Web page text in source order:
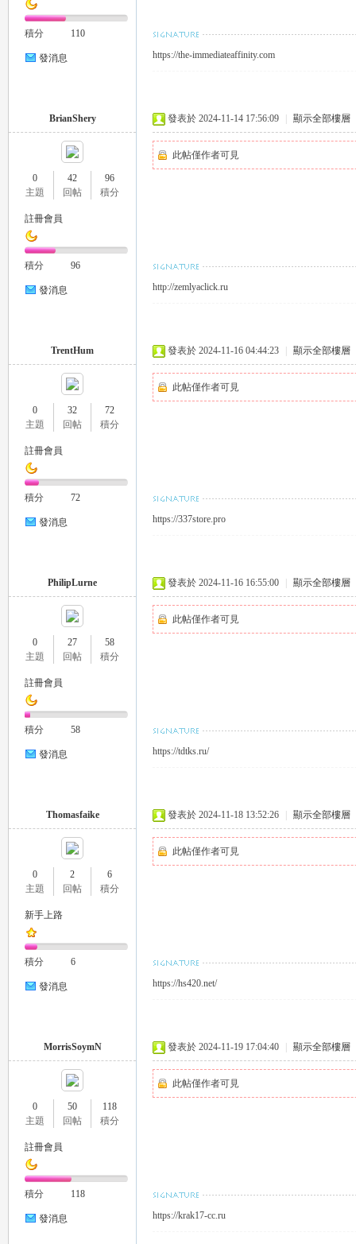
20
積分 110
發消息 https://the-immediateaffinity.com
BrianShery
0
主題
42
回帖
96
積分
註冊會員
積分 96
發消息
發表於 2024-11-14 17:56:09 顯示全部樓層
此帖僅作者可見
http://zemlyaclick.ru
TrentHum
0
主題
32
回帖
72
積分
註冊會員
積分 72
發消息
發表於 2024-11-16 04:44:23 顯示全部樓層
此帖僅作者可見
https://337store.pro
PhilipLurne
0
主題
27
回帖
58
積分
註冊會員
積分 58
發消息
發表於 2024-11-16 16:55:00 顯示全部樓層
此帖僅作者可見
https://tdtks.ru/
Thomasfaike
0
主題
2
回帖
6
積分
新手上路
積分 6
發消息
發表於 2024-11-18 13:52:26 顯示全部樓層
此帖僅作者可見
https://hs420.net/
MorrisSoymN
0
主題
50
回帖
118
積分
註冊會員
積分 118
發消息
發表於 2024-11-19 17:04:40 顯示全部樓層
此帖僅作者可見
https://krak17-cc.ru